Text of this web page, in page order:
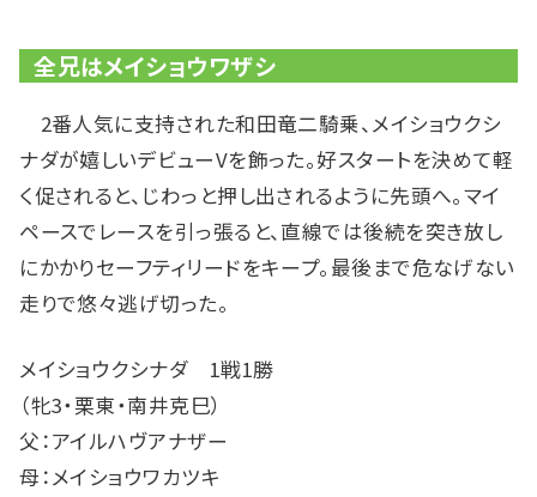
全兄はメイショウワザシ
2番人気に支持された和田竜二騎乗、メイショウクシ
ナダが嬉しいデビューVを飾った。好スタートを決めて軽
く促されると、じわっと押し出されるように先頭へ。マイ
ペースでレースを引っ張ると、直線では後続を突き放し
にかかりセーフティリードをキープ。最後まで危なげない
走りで悠々逃げ切った。
メイショウクシナダ 1戦1勝
（牝3・栗東・南井克巳）
父：アイルハヴアナザー
母：メイショウワカツキ